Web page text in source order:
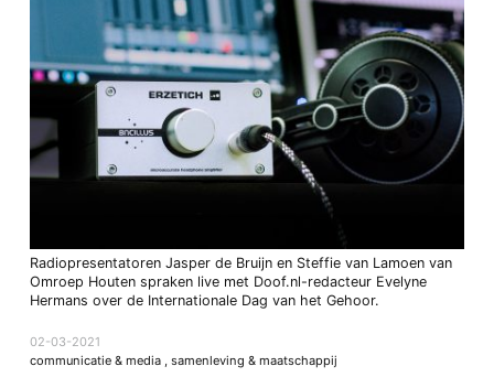
Radiopresentatoren Jasper de Bruijn en Steffie van Lamoen van
Omroep Houten spraken live met Doof.nl-redacteur Evelyne
Hermans over de Internationale Dag van het Gehoor.
02-03-2021
communicatie & media , samenleving & maatschappij